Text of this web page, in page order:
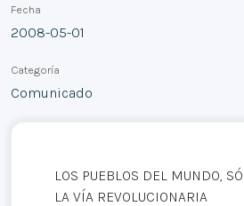
Fecha
2008-05-01
Categoría
Comunicado
LOS PUEBLOS DEL MUNDO,
LA VÍA REVOLUCIONARIA